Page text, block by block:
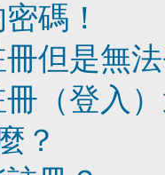
碼！
但是無
（登入
？